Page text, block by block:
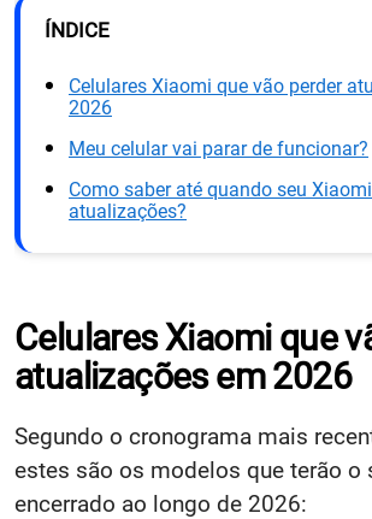
ÍNDICE
Celulares Xiaomi que vão perder
2026
Meu celular vai parar de funcionar?
Como saber até quando seu
atualizações?
Celulares Xiaomi que
atualizações em 2026
Segundo o cronograma mais
estes são os modelos que terão o
encerrado ao longo de 2026: